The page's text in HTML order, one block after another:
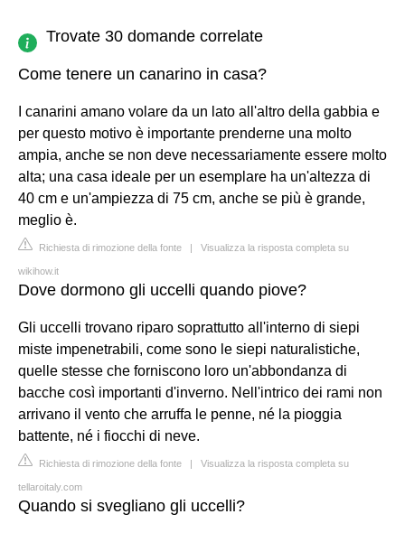
Trovate 30 domande correlate
Come tenere un canarino in casa?
I canarini amano volare da un lato all'altro della gabbia e
per questo motivo è importante prenderne una molto
ampia, anche se non deve necessariamente essere molto
alta; una casa ideale per un esemplare ha un'altezza di
40 cm e un'ampiezza di 75 cm, anche se più è grande,
meglio è.
Richiesta di rimozione della fonte | Visualizza la risposta completa su
wikihow.it
Dove dormono gli uccelli quando piove?
Gli uccelli trovano riparo soprattutto all'interno di siepi
miste impenetrabili, come sono le siepi naturalistiche,
quelle stesse che forniscono loro un'abbondanza di
bacche così importanti d'inverno. Nell'intrico dei rami non
arrivano il vento che arruffa le penne, né la pioggia
battente, né i fiocchi di neve.
Richiesta di rimozione della fonte | Visualizza la risposta completa su
tellaroitaly.com
Quando si svegliano gli uccelli?